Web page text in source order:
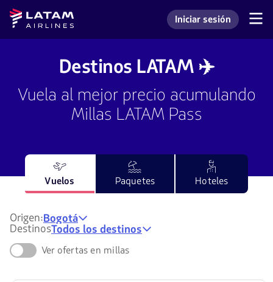
Saltar
menú.
Saltar al
contenido
principal.
Navegación
Latam
Airlines
Ingresar a mi cuenta
Iniciar sesión
Destinos LATAM ✈️
Vuela al mejor precio acumulando
Millas LATAM Pass
Vuelos Paquetes Hoteles
Origen:Bogotá
DestinosTodos los destinos
Ver ofertas en millas